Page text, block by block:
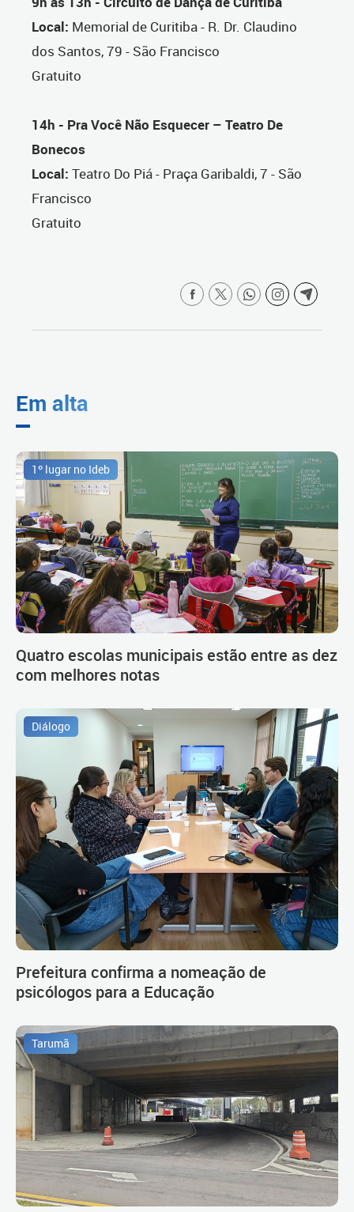
Local: Memorial de Curitiba - R. Dr. Claudino
dos Santos, 79 - São Francisco
Gratuito
14h - Pra Você Não Esquecer – Teatro De
Bonecos
Local: Teatro Do Piá - Praça Garibaldi, 7 - São
Francisco
Gratuito
Em alta
1º lugar no Ideb
Quatro escolas municipais estão entre as dez
com melhores notas
Diálogo
Prefeitura confirma a nomeação de
psicólogos para a Educação
Tarumã